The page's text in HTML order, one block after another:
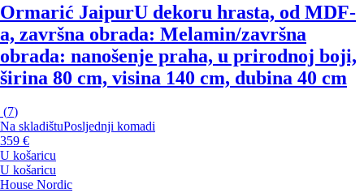
Ormarić JaipurU dekoru hrasta, od MDF-
a, završna obrada: Melamin/završna
obrada: nanošenje praha, u prirodnoj boji,
širina 80 cm, visina 140 cm, dubina 40 cm
(7)
Na skladištuPosljednji komadi
359 €
U košaricu
U košaricu
House Nordic